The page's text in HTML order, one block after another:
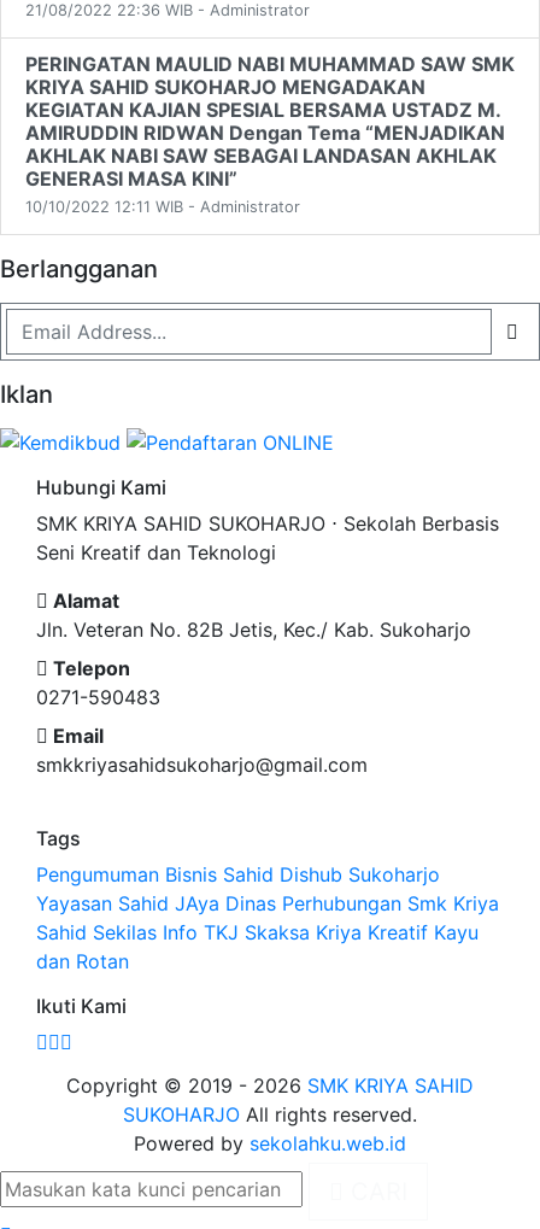
21/08/2022 22:36 WIB - Administrator
PERINGATAN MAULID NABI MUHAMMAD SAW SMK
KRIYA SAHID SUKOHARJO MENGADAKAN
KEGIATAN KAJIAN SPESIAL BERSAMA USTADZ M.
AMIRUDDIN RIDWAN Dengan Tema “MENJADIKAN
AKHLAK NABI SAW SEBAGAI LANDASAN AKHLAK
GENERASI MASA KINI”
10/10/2022 12:11 WIB - Administrator
Berlangganan
Iklan
Hubungi Kami
SMK KRIYA SAHID SUKOHARJO ⋅ Sekolah Berbasis
Seni Kreatif dan Teknologi
Alamat
Jln. Veteran No. 82B Jetis, Kec./ Kab. Sukoharjo
Telepon
0271-590483
Email
smkkriyasahidsukoharjo@gmail.com
Tags
Pengumuman Bisnis Sahid Dishub Sukoharjo
Yayasan Sahid JAya Dinas Perhubungan Smk Kriya
Sahid Sekilas Info TKJ Skaksa Kriya Kreatif Kayu
dan Rotan
Ikuti Kami
Copyright © 2019 - 2026 SMK KRIYA SAHID
SUKOHARJO All rights reserved.
Powered by sekolahku.web.id